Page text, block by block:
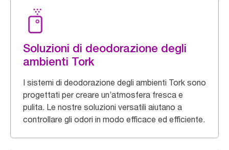
Soluzioni di deodorazione degli
ambienti Tork
I sistemi di deodorazione degli ambienti Tork sono
progettati per creare un’atmosfera fresca e
pulita. Le nostre soluzioni versatili aiutano a
controllare gli odori in modo efficace ed efficiente.